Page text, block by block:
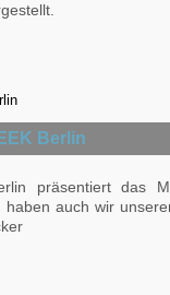
Berlin
präsentiert das
auch wir